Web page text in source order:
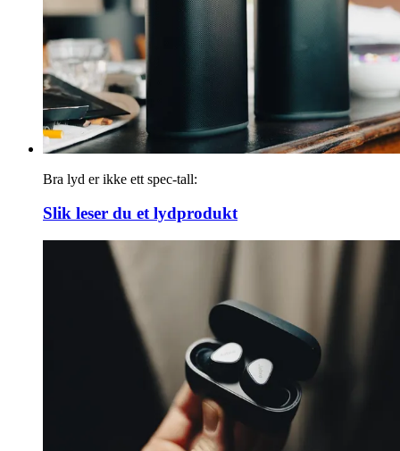
Bra lyd er ikke ett spec-tall:
Slik leser du et lydprodukt